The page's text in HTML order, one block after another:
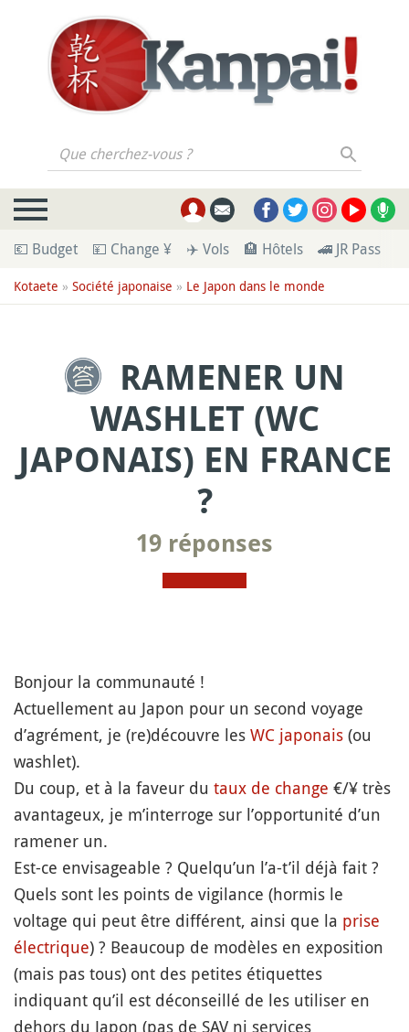
Que cherchez-vous ?
💶 Budget 💴 Change ¥ ✈️ Vols 🏨 Hôtels 🚄 JR Pass
Kotaete » Société japonaise » Le Japon dans le monde
RAMENER UN
WASHLET (WC
JAPONAIS) EN FRANCE
?
19 réponses
Bonjour la communauté !
Actuellement au Japon pour un second voyage
d’agrément, je (re)découvre les WC japonais (ou
washlet).
Du coup, et à la faveur du taux de change €/¥ très
avantageux, je m’interroge sur l’opportunité d’un
ramener un.
Est-ce envisageable ? Quelqu’un l’a-t’il déjà fait ?
Quels sont les points de vigilance (hormis le
voltage qui peut être différent, ainsi que la prise
électrique) ? Beaucoup de modèles en exposition
(mais pas tous) ont des petites étiquettes
indiquant qu’il est déconseillé de les utiliser en
dehors du Japon (pas de SAV ni services